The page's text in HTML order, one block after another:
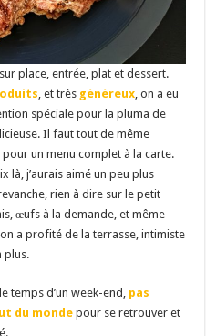
place, entrée, plat et dessert.
, et très généreux, on a eu
spéciale pour la pluma de
Il faut tout de même
un menu complet à la carte.
là, j’aurais aimé un peu plus
rien à dire sur le petit
œufs à la demande, et même
a profité de la terrasse, intimiste
plus.
temps d’un week-end, pas
du monde pour se retrouver et